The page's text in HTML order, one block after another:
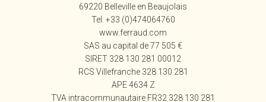
69220 Belleville en Beaujolais
Tel: +33 (0)474064760
www.ferraud.com
SAS au capital de 77 505 €
SIRET 328 130 281 00012
RCS Villefranche 328 130 281
APE 4634 Z
TVA intracommunautaire FR32 328 130 281